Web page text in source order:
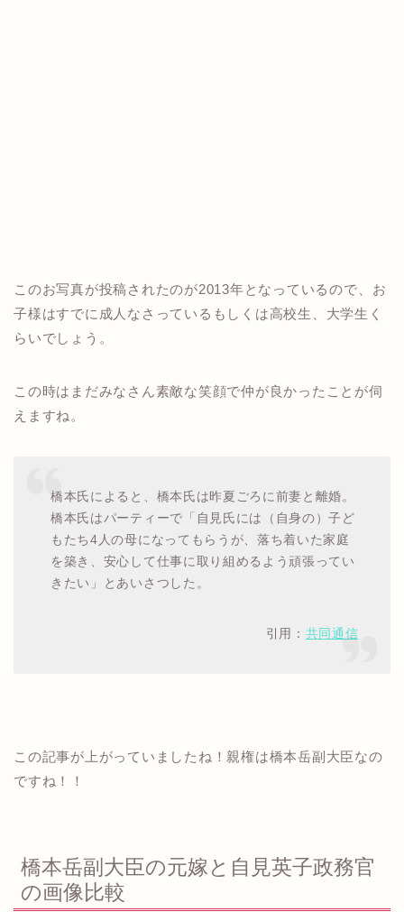
このお写真が投稿されたのが2013年となっているので、お
子様はすでに成人なさっているもしくは高校生、大学生く
らいでしょう。
この時はまだみなさん素敵な笑顔で仲が良かったことが伺
えますね。
橋本氏によると、橋本氏は昨夏ごろに前妻と離婚。
橋本氏はパーティーで「自見氏には（自身の）子ど
もたち4人の母になってもらうが、落ち着いた家庭
を築き、安心して仕事に取り組めるよう頑張ってい
きたい」とあいさつした。
引用： 共同通信
この記事が上がっていましたね！親権は橋本岳副大臣なの
ですね！！
橋本岳副大臣の元嫁と自見英子政務官
の画像比較